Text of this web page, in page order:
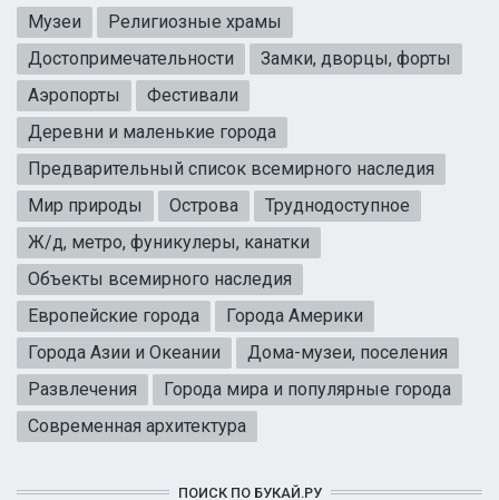
Музеи
Религиозные храмы
Достопримечательности
Замки, дворцы, форты
Аэропорты
Фестивали
Деревни и маленькие города
Предварительный список всемирного наследия
Мир природы
Острова
Труднодоступное
Ж/д, метро, фуникулеры, канатки
Объекты всемирного наследия
Европейские города
Города Америки
Города Азии и Океании
Дома-музеи, поселения
Развлечения
Города мира и популярные города
Современная архитектура
ПОИСК ПО БУКАЙ.РУ